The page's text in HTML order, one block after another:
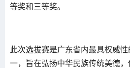
等奖和三等奖。
此次选拔赛是广东省内最具权威
一，旨在弘扬中华民族传统美德